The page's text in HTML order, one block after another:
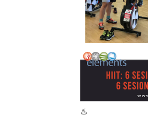
♨️